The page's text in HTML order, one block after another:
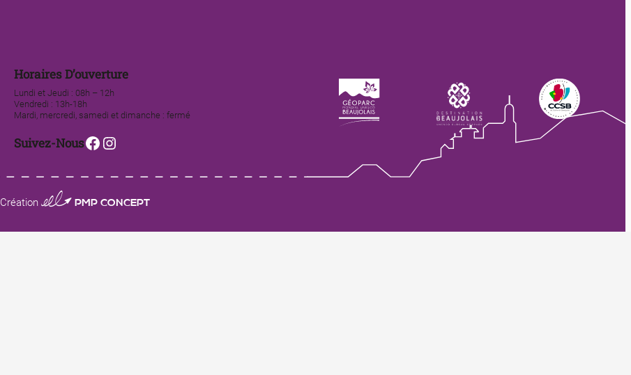
Horaires D’ouverture
Lundi et Jeudi : 08h – 12h
Vendredi : 13h-18h
Mardi, mercredi, samedi et dimanche : fermé
Suivez-NousFacebook
Instagram
Création 0123 PMP CONCEPT